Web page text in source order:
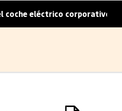
eléctrico corporativo |